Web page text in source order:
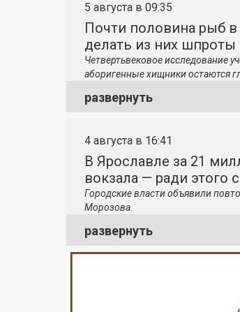
5 августа в 09:35
Почти половина рыб в
делать из них шпроты
Четвертьвековое исследование
аборигенные хищники остаются
развернуть
4 августа в 16:41
В Ярославле за 21
вокзала — ради этого
Городские власти объявили
Морозова.
развернуть